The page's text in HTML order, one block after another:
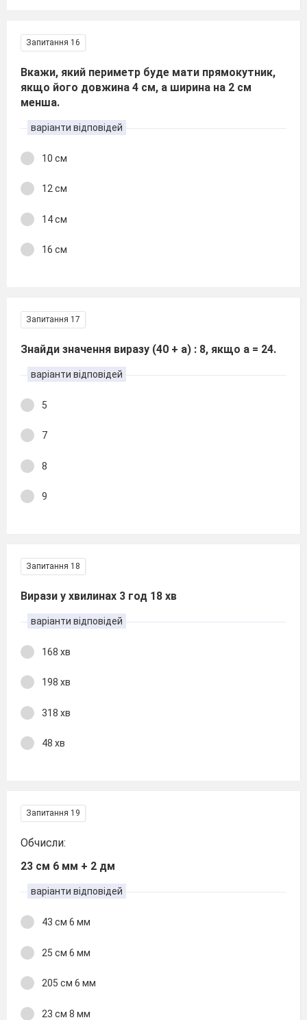
Запитання 16
Вкажи, який периметр буде мати прямокутник,
якщо його довжина 4 см, а ширина на 2 см
менша.
варіанти відповідей
10 см
12 см
14 см
16 см
Запитання 17
Знайди значення виразу (40 + а) : 8, якщо а = 24.
варіанти відповідей
5
7
8
9
Запитання 18
Вирази у хвилинах 3 год 18 хв
варіанти відповідей
168 хв
198 хв
318 хв
48 хв
Запитання 19
Обчисли:
23 см 6 мм + 2 дм
варіанти відповідей
43 см 6 мм
25 см 6 мм
205 см 6 мм
23 см 8 мм